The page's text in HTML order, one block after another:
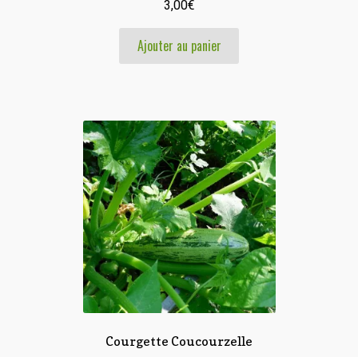
3,00€
Ajouter au panier
Courgette Coucourzelle